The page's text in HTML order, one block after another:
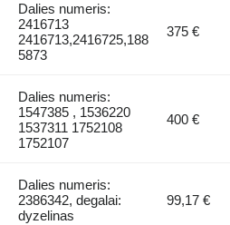
Dalies numeris:
2416713
2416713,2416725,188
5873
375 €
Dalies numeris:
1547385 , 1536220
1537311 1752108
1752107
400 €
Dalies numeris:
2386342, degalai:
dyzelinas
99,17 €